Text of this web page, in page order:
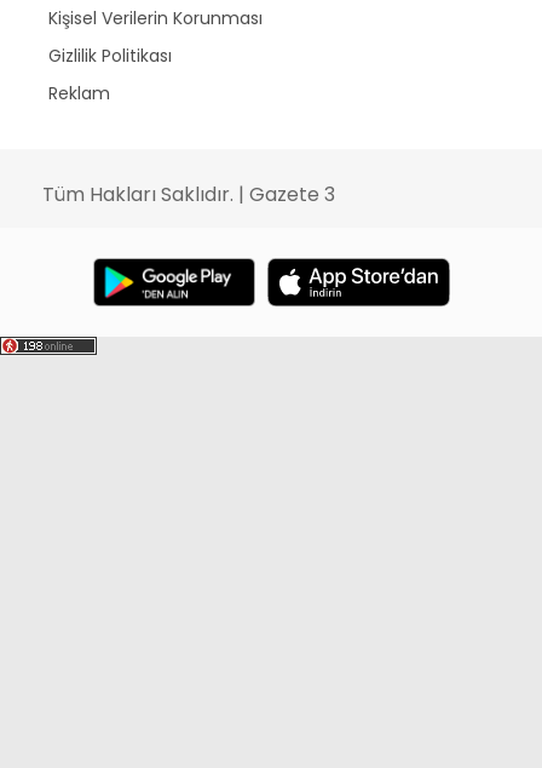
Kişisel Verilerin Korunması
Gizlilik Politikası
Reklam
Tüm Hakları Saklıdır. | Gazete 3